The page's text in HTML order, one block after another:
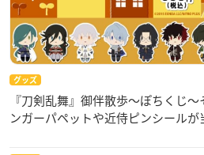
グッズ
『刀剣乱舞』御伴散歩～ぽちくじ
ンガーパペットや近侍ピンシールが